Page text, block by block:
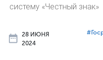
систему «Честный знак»
28 ИЮНЯ
2024